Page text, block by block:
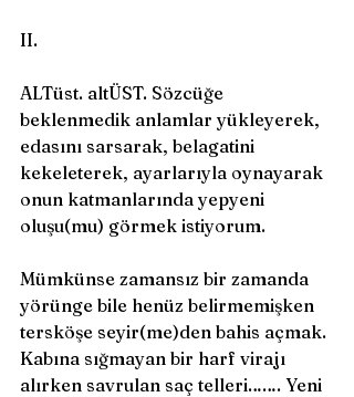
II.
ALTüst. altÜST. Sözcüğe
beklenmedik anlamlar yükleyerek,
edasını sarsarak, belagatini
kekeleterek, ayarlarıyla oynayarak
onun katmanlarında yepyeni
oluşu(mu) görmek istiyorum.
Mümkünse zamansız bir zamanda
yörünge bile henüz belirmemişken
tersköşe seyir(me)den bahis açmak.
Kabına sığmayan bir harf virajı
alırken savrulan saç telleri……. Yeni